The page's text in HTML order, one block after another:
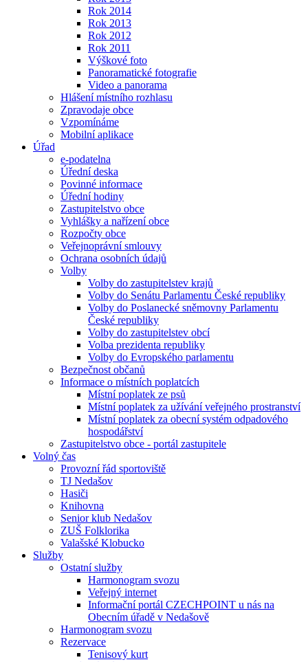
Rok 2014
Rok 2013
Rok 2012
Rok 2011
Výškové foto
Panoramatické fotografie
Video a panorama
Hlášení místního rozhlasu
Zpravodaje obce
Vzpomínáme
Mobilní aplikace
Úřad
e-podatelna
Úřední deska
Povinné informace
Úřední hodiny
Zastupitelstvo obce
Vyhlášky a nařízení obce
Rozpočty obce
Veřejnoprávní smlouvy
Ochrana osobních údajů
Volby
Volby do zastupitelstev krajů
Volby do Senátu Parlamentu České republiky
Volby do Poslanecké sněmovny Parlamentu
České republiky
Volby do zastupitelstev obcí
Volba prezidenta republiky
Volby do Evropského parlamentu
Bezpečnost občanů
Informace o místních poplatcích
Místní poplatek ze psů
Místní poplatek za užívání veřejného prostranství
Místní poplatek za obecní systém odpadového
hospodářství
Zastupitelstvo obce - portál zastupitele
Volný čas
Provozní řád sportoviště
TJ Nedašov
Hasiči
Knihovna
Senior klub Nedašov
ZUŠ Folklorika
Valašské Klobucko
Služby
Ostatní služby
Harmonogram svozu
Veřejný internet
Informační portál CZECHPOINT u nás na
Obecním úřadě v Nedašově
Harmonogram svozu
Rezervace
Tenisový kurt